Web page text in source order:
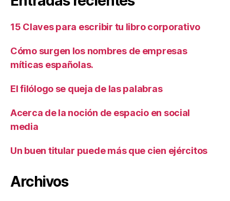
15 Claves para escribir tu libro corporativo
Cómo surgen los nombres de empresas
míticas españolas.
El filólogo se queja de las palabras
Acerca de la noción de espacio en social
media
Un buen titular puede más que cien ejércitos
Archivos